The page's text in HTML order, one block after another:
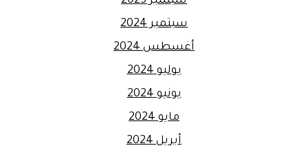
سبتمبر 2024
أغسطس 2024
يوليو 2024
يونيو 2024
مايو 2024
أبريل 2024